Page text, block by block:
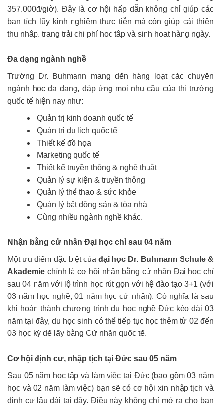
357.000đ/giờ). Đây là cơ hội hấp dẫn không chỉ giúp các
bạn tích lũy kinh nghiệm thực tiễn mà còn giúp cải thiện
thu nhập, trang trải chi phí học tập và sinh hoạt hàng ngày.
Đa dạng ngành nghề
Trường Dr. Buhmann mang đến hàng loạt các chuyên
ngành học đa dạng, đáp ứng mọi nhu cầu của thị trường
quốc tế hiện nay như:
Quản trị kinh doanh quốc tế
Quản trị du lịch quốc tế
Thiết kế đồ họa
Marketing quốc tế
Thiết kế truyền thông & nghệ thuật
Quản lý sự kiện & truyền thông
Quản lý thể thao & sức khỏe
Quản lý bất động sản & tòa nhà
Cùng nhiều ngành nghề khác.
Nhận bằng cử nhân Đại học chỉ sau 04 năm
Một ưu điểm đặc biệt củađại học Dr. Buhmann Schule &
Akademie chính là cơ hội nhận bằng cử nhân Đại học chỉ
sau 04 năm với lộ trình học rút gọn với hệ đào tạo 3+1 (với
03 năm học nghề, 01 năm học cử nhân). Có nghĩa là sau
khi hoàn thành chương trình du học nghề Đức kéo dài 03
năm tại đây, du học sinh có thể tiếp tục học thêm từ 02 đến
03 học kỳ để lấy bằng Cử nhân quốc tế.
Cơ hội định cư, nhập tịch tại Đức sau 05 năm
Sau 05 năm học tập và làm việc tại Đức (bao gồm 03 năm
học và 02 năm làm việc) bạn sẽ có cơ hội xin nhập tịch và
định cư lâu dài tại đây. Điều này không chỉ mở ra cho bạn